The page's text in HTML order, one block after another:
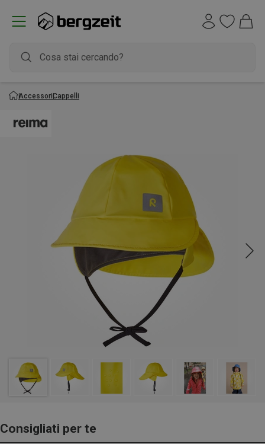
AccessoriCappelli
Consigliati per te